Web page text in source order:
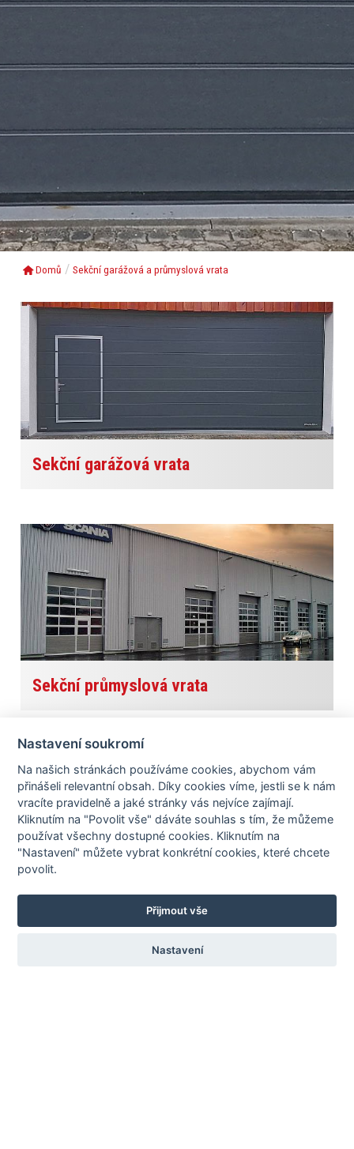
Domů Sekční garážová a průmyslová vrata
Sekční garážová vrata
Sekční průmyslová vrata
Poptávkový formulář V našem formuláři vyplňte
požadované údaje a my vám bezplatně zpracujeme cenovou
nabídku. V případě, že máte vypracován již projekt případně
nákres oplocení, tak zašlete jako přílohu.
Nastavení soukromí
Na našich stránkách používáme cookies, abychom vám
přinášeli relevantní obsah. Díky cookies víme, jestli se k nám
vracíte pravidelně a jaké stránky vás nejvíce zajímají.
Kliknutím na "Povolit vše" dáváte souhlas s tím, že můžeme
používat všechny dostupné cookies. Kliknutím na
"Nastavení" můžete vybrat konkrétní cookies, které chcete
povolit.
Přijmout vše
Nastavení